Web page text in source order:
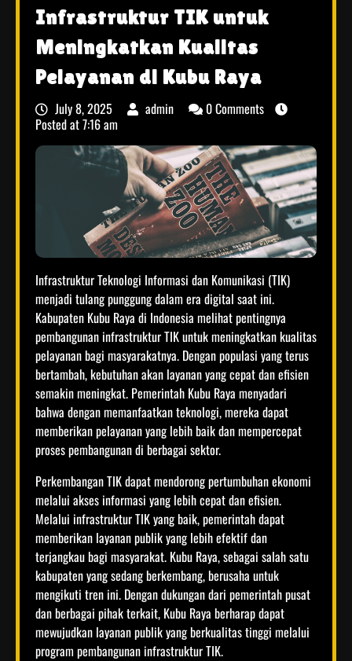
Infrastruktur TIK untuk
Meningkatkan Kualitas
Pelayanan di Kubu Raya
July 8, 2025 admin
0 Comments
Posted at7:16 am
Infrastruktur Teknologi Informasi dan Komunikasi (TIK)
menjadi tulang punggung dalam era digital saat ini.
Kabupaten Kubu Raya di Indonesia melihat pentingnya
pembangunan infrastruktur TIK untuk meningkatkan kualitas
pelayanan bagi masyarakatnya. Dengan populasi yang terus
bertambah, kebutuhan akan layanan yang cepat dan efisien
semakin meningkat. Pemerintah Kubu Raya menyadari
bahwa dengan memanfaatkan teknologi, mereka dapat
memberikan pelayanan yang lebih baik dan mempercepat
proses pembangunan di berbagai sektor.
Perkembangan TIK dapat mendorong pertumbuhan ekonomi
melalui akses informasi yang lebih cepat dan efisien.
Melalui infrastruktur TIK yang baik, pemerintah dapat
memberikan layanan publik yang lebih efektif dan
terjangkau bagi masyarakat. Kubu Raya, sebagai salah satu
kabupaten yang sedang berkembang, berusaha untuk
mengikuti tren ini. Dengan dukungan dari pemerintah pusat
dan berbagai pihak terkait, Kubu Raya berharap dapat
mewujudkan layanan publik yang berkualitas tinggi melalui
program pembangunan infrastruktur TIK.